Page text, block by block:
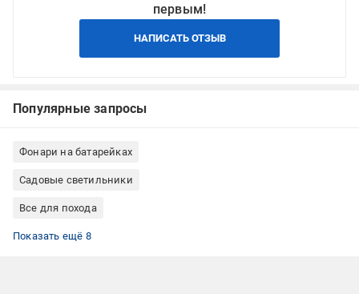
первым!
НАПИСАТЬ ОТЗЫВ
Популярные запросы
Фонари на батарейках
Садовые светильники
Все для похода
Туризм и милитари
Товары для блэкаута
Товары для выживания
Фонари ручные
Фонари на батарейках
Фонари влагозащищенные
Фонари туристические
Показать ещё 8